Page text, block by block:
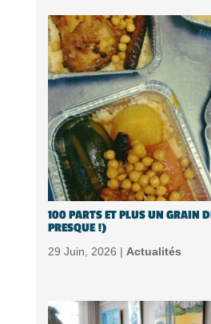
100 PARTS ET PLUS UN GRAIN
PRESQUE !)
29 Juin, 2026 | Actualités